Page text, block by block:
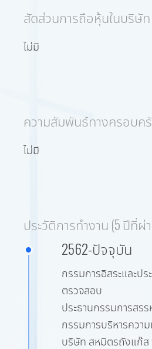
สัดส่วนการถือหุ้นในบริษัท
ไม่มี
ความสัมพันธ์ทางครอบค
ไม่มี
ประวัติการทำงาน (5 ปีที่ผ่
2562-ปัจจุบัน
กรรมการอิสระและป
ตรวจสอบ
ประธานกรรมการสรร
กรรมการบริหารควา
บริษัท สหมิตรถังแก๊ส